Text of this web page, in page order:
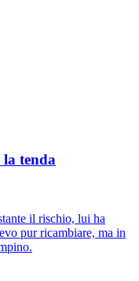
tenda
il rischio, lui ha
pur ricambiare, ma in